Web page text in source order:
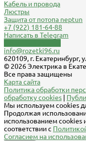
Кабель и провода
Люстры
Защита от потопа neptun
+7 (922) 181-64-88
Написать в Telegram
info@rozetki96.ru
620109, г. Екатеринбург,
© 2026 Электрика в
Все права защищены
Карта сайта
Политика обработки
обработку cookies |
Мы используем cookies
Продолжая
использованием cookies
соответствии с
Согласием на